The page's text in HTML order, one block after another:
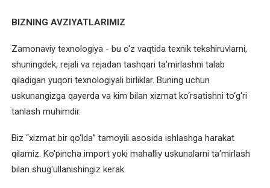
Asinxron
ta'mirlash
Bir
fazali
elektromotorni
o'rash
Elektr
BIZNING AVZIYATLARIMIZ
Zamonaviy texnologiya - bu o'z vaqtida texnik tekshiruvlarni,
shuningdek, rejali va rejadan tashqari ta'mirlashni talab
qiladigan yuqori texnologiyali birliklar. Buning uchun
uskunangizga qayerda va kim bilan xizmat ko‘rsatishni to‘g‘ri
tanlash muhimdir.
Biz “xizmat bir qo‘lda” tamoyili asosida ishlashga harakat
qilamiz. Ko'pincha import yoki mahalliy uskunalarni ta'mirlash
bilan shug'ullanishingiz kerak.